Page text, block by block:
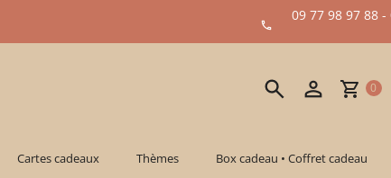
09 77 98 97 88 -
0
Cartes cadeaux Thèmes Box cadeau • Coffret cadeau